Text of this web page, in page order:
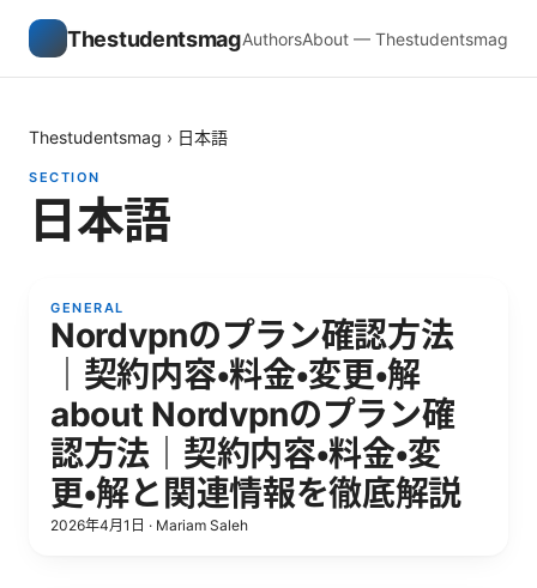
ThestudentsmagAuthorsAbout — Thestudentsmag
Thestudentsmag › 日本語
SECTION
日本語
GENERAL
Nordvpnのプラン確認方法
｜契約内容・料金・変更・解
about Nordvpnのプラン確
認方法｜契約内容・料金・変
更・解と関連情報を徹底解説
2026年4月1日 · Mariam Saleh